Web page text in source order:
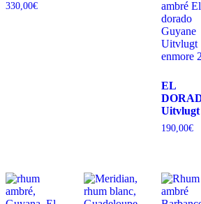
330,00€
EL
Uitvlugt
190,00€